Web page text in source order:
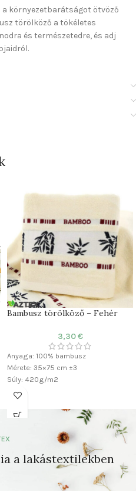
környezetbarátságot ötvöző
törölköző a tökéletes
és természetedre, és adj
Bambusz törölköző – Fehér
3,30€
Anyaga: 100% bambusz
Mérete: 35×75 cm ±3
Súly: 420g/m2
a lakástextilekben